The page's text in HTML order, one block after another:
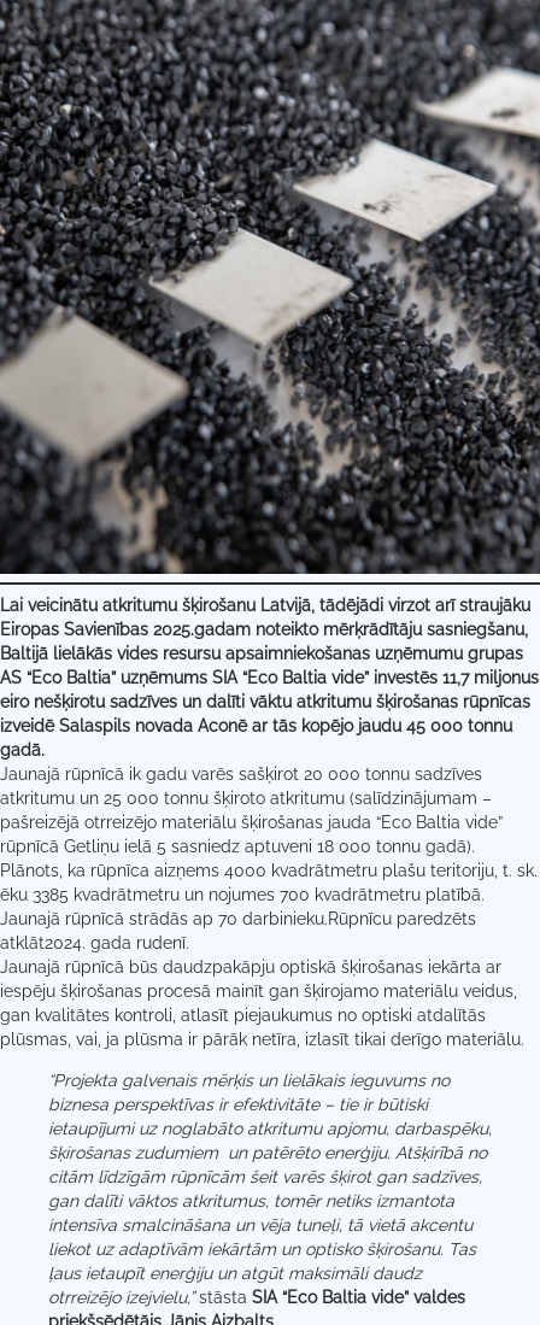
Lai veicinātu atkritumu šķirošanu Latvijā, tādējādi virzot arī straujāku
Eiropas Savienības 2025.gadam noteikto mērķrādītāju sasniegšanu,
Baltijā lielākās vides resursu apsaimniekošanas uzņēmumu grupas
AS “Eco Baltia” uzņēmums SIA “Eco Baltia vide” investēs 11,7 miljonus
eiro nešķirotu sadzīves un dalīti vāktu atkritumu šķirošanas rūpnīcas
izveidē Salaspils novada Aconē ar tās kopējo jaudu 45 000 tonnu
gadā.
Jaunajā rūpnīcā ik gadu varēs sašķirot 20 000 tonnu sadzīves
atkritumu un 25 000 tonnu šķiroto atkritumu (salīdzinājumam –
pašreizējā otrreizējo materiālu šķirošanas jauda “Eco Baltia vide”
rūpnīcā Getliņu ielā 5 sasniedz aptuveni 18 000 tonnu gadā).
Plānots, ka rūpnīca aizņems 4000 kvadrātmetru plašu teritoriju, t. sk.
ēku 3385 kvadrātmetru un nojumes 700 kvadrātmetru platībā.
Jaunajā rūpnīcā strādās ap 70 darbinieku.Rūpnīcu paredzēts
atklāt2024. gada rudenī.
Jaunajā rūpnīcā būs daudzpakāpju optiskā šķirošanas iekārta ar
iespēju šķirošanas procesā mainīt gan šķirojamo materiālu veidus,
gan kvalitātes kontroli, atlasīt piejaukumus no optiski atdalītās
plūsmas, vai, ja plūsma ir pārāk netīra, izlasīt tikai derīgo materiālu.
“Projekta galvenais mērķis un lielākais ieguvums no
biznesa perspektīvas ir efektivitāte – tie ir būtiski
ietaupījumi uz noglabāto atkritumu apjomu, darbaspēku,
šķirošanas zudumiem un patērēto enerģiju. Atšķirībā no
citām līdzīgām rūpnīcām šeit varēs šķirot gan sadzīves,
gan dalīti vāktos atkritumus, tomēr netiks izmantota
intensīva smalcināšana un vēja tuneļi, tā vietā akcentu
liekot uz adaptīvām iekārtām un optisko šķirošanu. Tas
ļaus ietaupīt enerģiju un atgūt maksimāli daudz
otrreizējo izejvielu,”stāsta SIA “Eco Baltia vide” valdes